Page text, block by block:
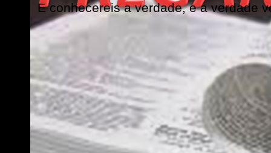
E conhecereis a verdade, e a verdade